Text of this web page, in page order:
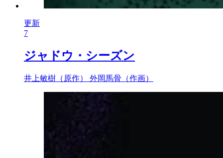
更新
7
ジャドウ・シーズン
井上敏樹（原作） 外岡馬骨（作画）